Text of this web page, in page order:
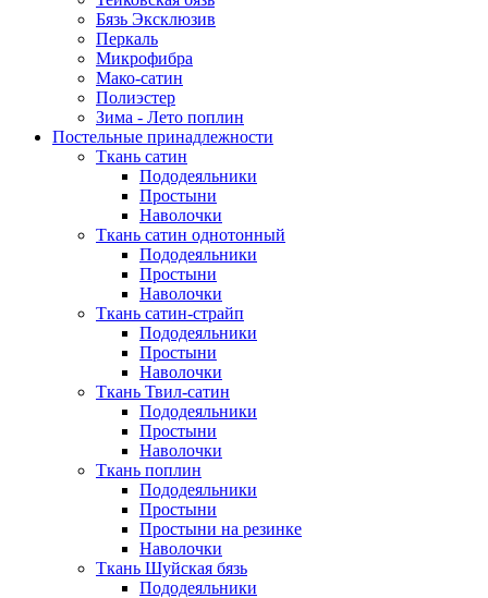
Бязь Эксклюзив
Перкаль
Микрофибра
Мако-сатин
Полиэстер
Зима - Лето поплин
Постельные принадлежности
Ткань сатин
Пододеяльники
Простыни
Наволочки
Ткань сатин однотонный
Пододеяльники
Простыни
Наволочки
Ткань сатин-страйп
Пододеяльники
Простыни
Наволочки
Ткань Твил-сатин
Пододеяльники
Простыни
Наволочки
Ткань поплин
Пододеяльники
Простыни
Простыни на резинке
Наволочки
Ткань Шуйская бязь
Пододеяльники